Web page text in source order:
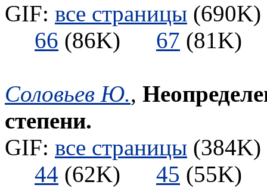
GIF: все страницы
66 (86K) 67
Соловьев Ю.,
степени.
GIF: все страницы
44 (62K) 45